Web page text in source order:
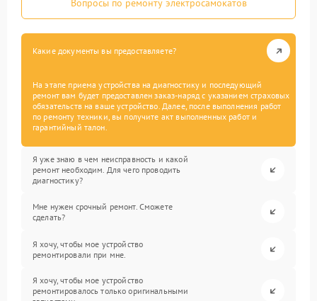
Вопросы по ремонту электросамокатов
Какие документы вы предоставляете?
На этапе приема устройства на диагностику и последующий
ремонт вам будет предоставлен заказ-наряд с указанием страховых
обязательств на ваше устройство. Далее, после выполнения работ
по ремонту техники, вы получите акт выполненных работ и
гарантийный талон.
Я уже знаю в чем неисправность и какой
ремонт необходим. Для чего проводить
диагностику?
Мне нужен срочный ремонт. Сможете
сделать?
Я хочу, чтобы мое устройство
ремонтировали при мне.
Я хочу, чтобы мое устройство
ремонтировалось только оригинальными